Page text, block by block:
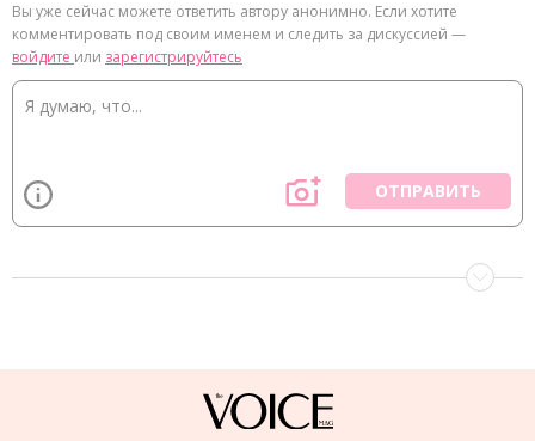
Вы уже сейчас можете ответить автору анонимно. Если хотите
комментировать под своим именем и следить за дискуссией —
войдите или зарегистрируйтесь
ОТПРАВИТЬ